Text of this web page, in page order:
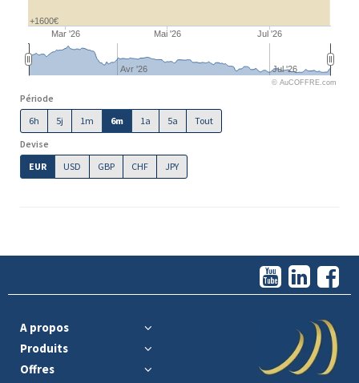
Mar '26 Mai '26 Jul '26
Avr '26 Jul '26
+1600€
© AuCOFFRE.com
Période
6h
5j 1m 6m 1a 5a
Tout
Devise
EUR
USD GBP CHF JPY
A propos
Produits
Offres